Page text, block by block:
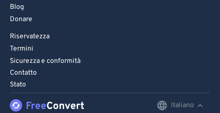
Blog
Donare
Riservatezza
Termini
Sicurezza e conformità
Contatto
Stato
Italiano